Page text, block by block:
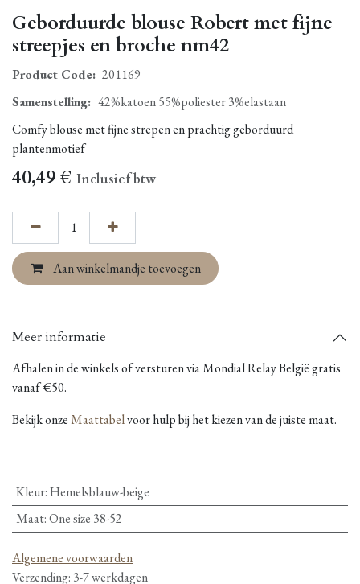
Geborduurde blouse Robert met fijne
streepjes en broche nm42
Product Code: 201169
Samenstelling: 42%katoen 55%poliester 3%elastaan
Comfy blouse met fijne strepen en prachtig geborduurd
plantenmotief
40,49€ Inclusief btw
Aan winkelmandje toevoegen
Meer informatie
Afhalen in de winkels of versturen via Mondial Relay België gratis
vanaf €50.
Bekijk onzeMaattabelvoor hulp bij het kiezen van de juiste maat.
Kleur:Hemelsblauw-beige
Maat:One size 38-52
Algemene voorwaarden
Verzending: 3-7 werkdagen